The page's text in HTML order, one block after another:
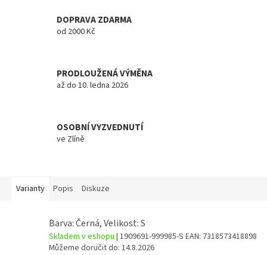
DOPRAVA ZDARMA
od 2000 Kč
PRODLOUŽENÁ VÝMĚNA
až do 10. ledna 2026
OSOBNÍ VYZVEDNUTÍ
ve Zlíně
Varianty Popis Diskuze
Barva: Černá, Velikost: S
Skladem v eshopu | 1909691-999985-S EAN: 7318573418898
Můžeme doručit do: 14.8.2026